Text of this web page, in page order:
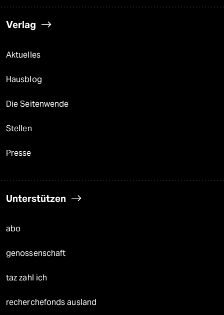
Verlag
Aktuelles
Hausblog
Die Seitenwende
Stellen
Presse
Unterstützen
abo
genossenschaft
taz zahl ich
recherchefonds ausland